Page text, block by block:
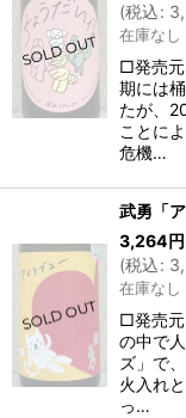
(税込:
在庫なし
□発売元
期には
たが、
ことに
危機…
武勇「
3,264円
(税込:
在庫なし
□発売元
の中で
ズ」で
火入れ
っ…